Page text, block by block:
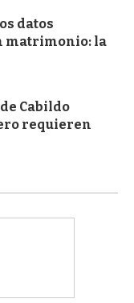
datos
matrimonio: la
Cabildo
requieren